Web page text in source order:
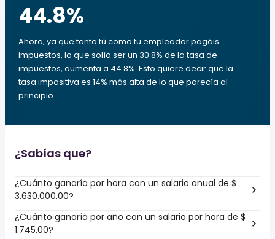
44.8%
Ahora, ya que tanto tú como tu empleador pagáis
impuestos, lo que solía ser un 30.8% de la tasa de
impuestos, aumenta a 44.8%. Esto quiere decir que la
tasa impositiva es 14% más alta de lo que parecía al
principio.
¿Sabías que?
¿Cuánto ganaría por hora con un salario anual de $
3.630.000.00?
¿Cuánto ganaría por año con un salario por hora de $
1.745.00?